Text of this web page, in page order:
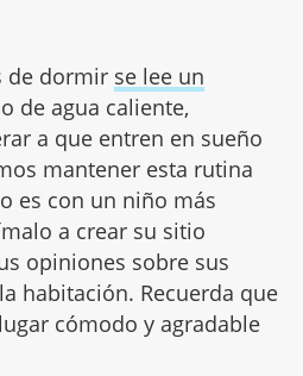
de dormir se lee un
de agua caliente,
a que entren en sueño
mantener esta rutina
es con un niño más
a crear su sitio
opiniones sobre sus
habitación. Recuerda que
cómodo y agradable